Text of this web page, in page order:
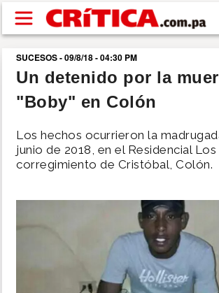
Pasar al contenido principal
buscar
SUCESOS
NACIONAL
SUCESOS - 09/8/18 - 04:30 PM
Un detenido por la
"Boby" en Colón
Los hechos ocurrieron la
junio de 2018, en el Residencial
corregimiento de Cristóbal, Colón.